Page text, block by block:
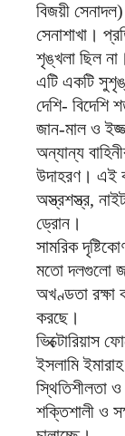
বিজয়ী
সেনাশাখা।
শৃঙ্খলা ছিল
এটি একটি
দেশি-
জান-মাল ও
অন্যান্য
উদাহরণ। এই
অস্ত্রশস্ত্র,
ড্রোন।
সামরিক
মতো দলগুলো
অখণ্ডতা রক্ষা
করছে।
ভিক্টোরিয়াস
ইসলামি
স্থিতিশীলতা ও
শক্তিশালী ও